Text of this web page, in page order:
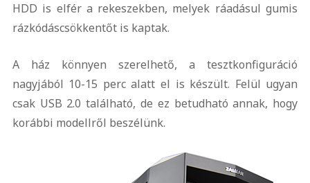
HDD is elfér a rekeszekben, melyek ráadásul gumis
rázkódáscsökkentőt is kaptak.
A ház könnyen szerelhető, a tesztkonfiguráció
nagyjából 10-15 perc alatt el is készült. Felül ugyan
csak USB 2.0 található, de ez betudható annak, hogy
korábbi modellről beszélünk.